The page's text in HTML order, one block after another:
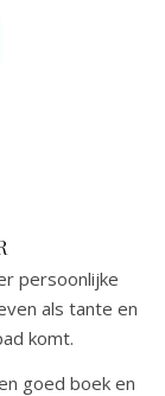
persoonlijke
als tante en
komt.
goed boek en